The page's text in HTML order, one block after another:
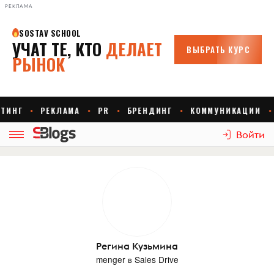
РЕКЛАМА
Войти
Регина Кузьмина
menger в Sales Drive